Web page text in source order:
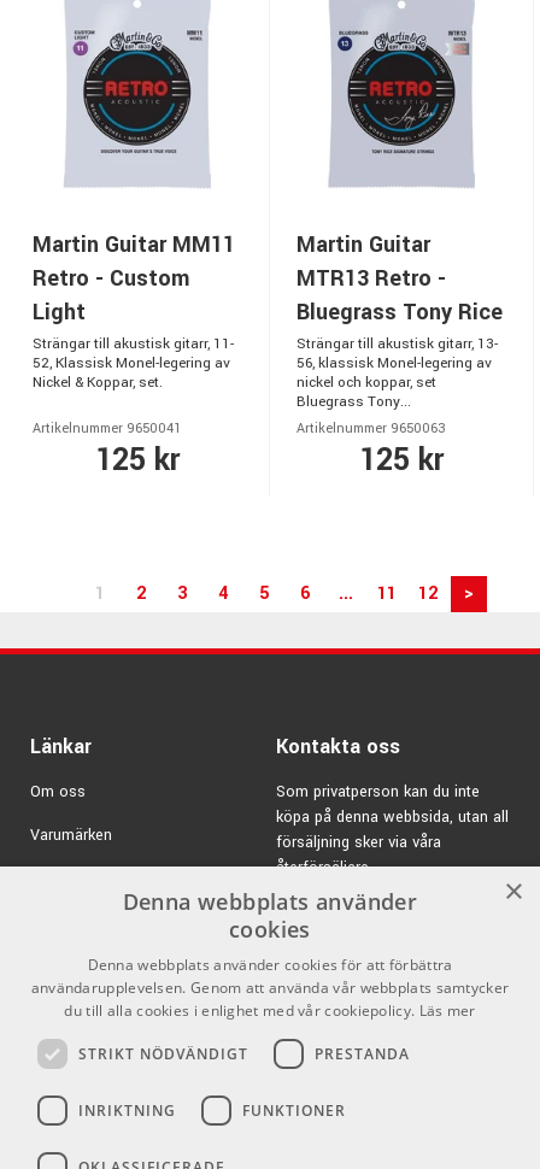
Martin Guitar MM11
Retro - Custom
Light
Strängar till akustisk gitarr, 11-
52, Klassisk Monel-legering av
Nickel & Koppar, set.
Artikelnummer 9650041
125 kr
Martin Guitar
MTR13 Retro -
Bluegrass Tony Rice
Strängar till akustisk gitarr, 13-
56, klassisk Monel-legering av
nickel och koppar, set
Bluegrass Tony...
Artikelnummer 9650063
125 kr
1 2 3 4 5 6 ... 11 12 >
Länkar
Om oss
Varumärken
Försäljningsvillkor
Inlogg för återförsäljare
Kontakta oss
Som privatperson kan du inte
köpa på denna webbsida, utan all
försäljning sker via våra
återförsäljare.
E-post:info@emnordic.se
Pro Audio Sociala medier
×
Denna webbplats använder
cookies
Denna webbplats använder cookies för att förbättra
användarupplevelsen. Genom att använda vår webbplats samtycker
du till alla cookies i enlighet med vår cookiepolicy. Läs mer
STRIKT NÖDVÄNDIGT PRESTANDA
INRIKTNING FUNKTIONER